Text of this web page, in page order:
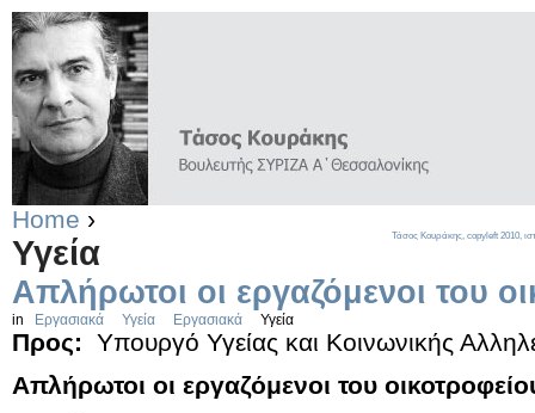
Home ›
Υγεία
Απλήρωτοι οι εργαζόμενοι του
in Εργασιακά Υγεία Εργασιακά Υγεία
Προς:
Υπουργό Υγείας και Κοινωνικής
Απλήρωτοι οι εργαζόμενοι του
Τάσος Κουράκης, copyleft 2010,